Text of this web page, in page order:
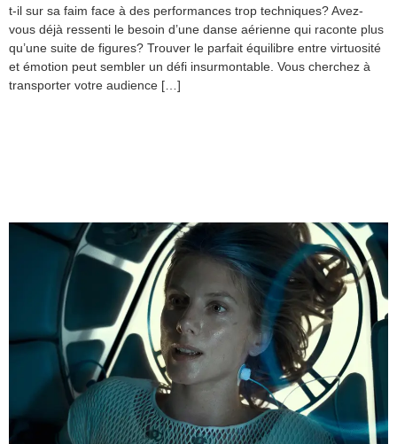
t-il sur sa faim face à des performances trop techniques? Avez-
vous déjà ressenti le besoin d’une danse aérienne qui raconte plus
qu’une suite de figures? Trouver le parfait équilibre entre virtuosité
et émotion peut sembler un défi insurmontable. Vous cherchez à
transporter votre audience […]